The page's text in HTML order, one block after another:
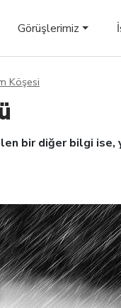
Görüşlerimiz
Köşesi
bir diğer bilgi